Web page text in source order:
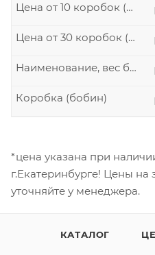
Цена от 10 коробок (р./шт.)
Цена от 30 коробок (р./шт.)
Наименование, вес бобины
Коробка (бобин)
*цена указана при
г.Екатеринбурге! Цены на
уточняйте у менеджера.
КАТАЛОГ